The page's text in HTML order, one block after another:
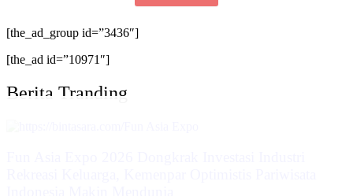
[the_ad_group id=”3436″]
[the_ad id=”10971″]
Berita Tranding